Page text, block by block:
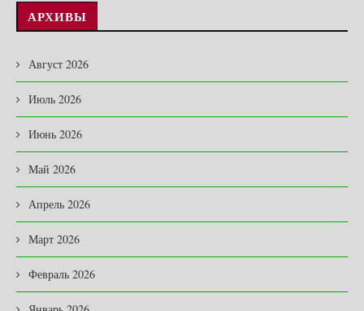
АРХИВЫ
Август 2026
Июль 2026
Июнь 2026
Май 2026
Апрель 2026
Март 2026
Февраль 2026